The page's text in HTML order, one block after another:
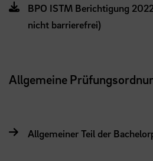
BPO ISTM Berichtigung
nicht barrierefrei)
Allgemeine
Allgemeiner Teil der